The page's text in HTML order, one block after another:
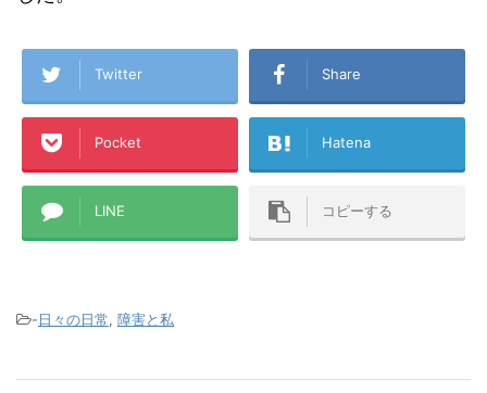
Twitter Share
Pocket Hatena
LINE コピーする
-日々の日常, 障害と私